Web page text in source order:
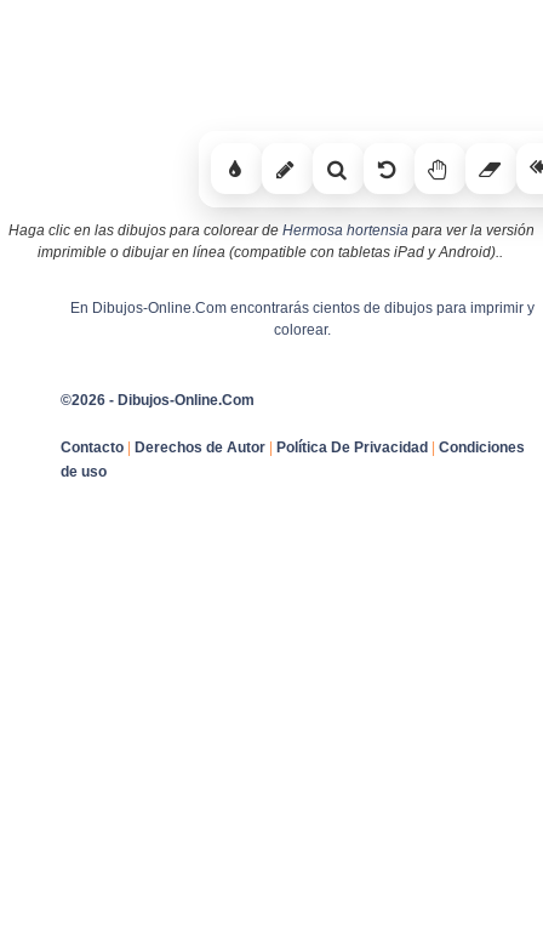
Haga clic en las dibujos para colorear de Hermosa hortensia para ver la versión
imprimible o dibujar en línea (compatible con tabletas iPad y Android)..
En Dibujos-Online.Com encontrarás cientos de dibujos para imprimir y
colorear.
©2026 - Dibujos-Online.Com
Contacto | Derechos de Autor | Política De Privacidad | Condiciones
de uso